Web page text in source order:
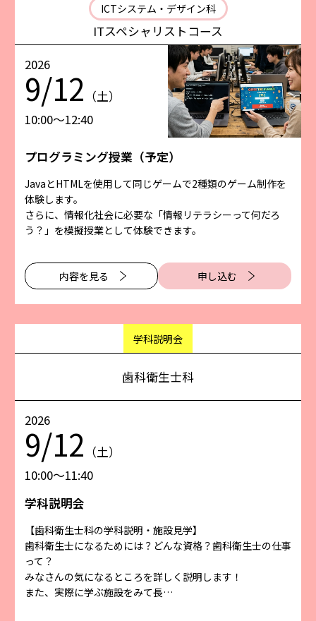
ICTシステム・デザイン科
ITスペシャリストコース
2026
9/12 （土）
10:00〜12:40
プログラミング授業（予定）
JavaとHTMLを使用して同じゲームで2種類のゲーム制作を
体験します。
さらに、情報化社会に必要な「情報リテラシーって何だろ
う？」を模擬授業として体験できます。
内容を⾒る 申し込む
学科説明会
歯科衛生士科
2026
9/12 （土）
10:00〜11:40
学科説明会
【歯科衛生士科の学科説明・施設見学】
歯科衛生士になるためには？どんな資格？歯科衛生士の仕事
って？
みなさんの気になるところを詳しく説明します！
また、実際に学ぶ施設をみて長…